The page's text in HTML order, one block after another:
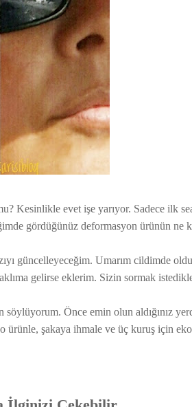
Kesinlikle evet işe yarıyor. Sadece ilk
gördüğünüz deformasyon ürünün ne
güncelleyeceğim. Umarım cildimde
gelirse eklerim. Sizin sormak
Önce emin olun aldığınız
şakaya ihmale ve üç kuruş için